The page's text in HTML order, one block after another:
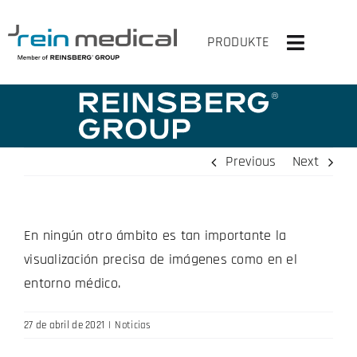
to
content
PRODUKTE
Toggle
INICIO
SOLUCIONES
VIRTUAL OP
CONTACTA CON NOSOTROS
Previous Next
En ningún otro ámbito es tan importante la
visualización precisa de imágenes como en el
entorno médico.
27 de abril de 2021 | Noticias